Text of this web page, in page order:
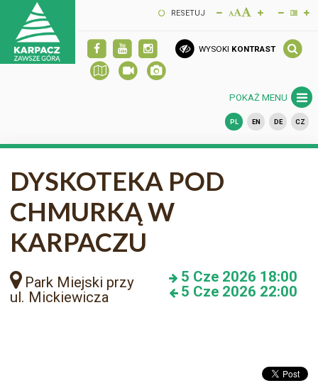
RESETUJ
WYSOKI KONTRAST
POKAŻ MENU
PL EN DE CZ
DYSKOTEKA POD
CHMURKĄ W
KARPACZU
Park Miejski przy
ul. Mickiewicza
5 Cze 2026 18:00
5 Cze 2026 22:00